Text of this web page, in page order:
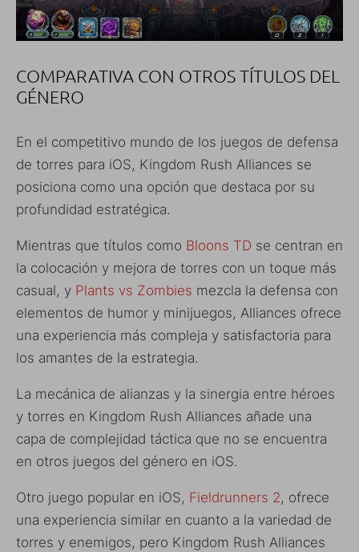
COMPARATIVA CON OTROS TÍTULOS DEL
GÉNERO
En el competitivo mundo de los juegos de defensa
de torres para iOS, Kingdom Rush Alliances se
posiciona como una opción que destaca por su
profundidad estratégica.
Mientras que títulos como Bloons TD se centran en
la colocación y mejora de torres con un toque más
casual, y Plants vs Zombies mezcla la defensa con
elementos de humor y minijuegos, Alliances ofrece
una experiencia más compleja y satisfactoria para
los amantes de la estrategia.
La mecánica de alianzas y la sinergia entre héroes
y torres en Kingdom Rush Alliances añade una
capa de complejidad táctica que no se encuentra
en otros juegos del género en iOS.
Otro juego popular en iOS, Fieldrunners 2, ofrece
una experiencia similar en cuanto a la variedad de
torres y enemigos, pero Kingdom Rush Alliances